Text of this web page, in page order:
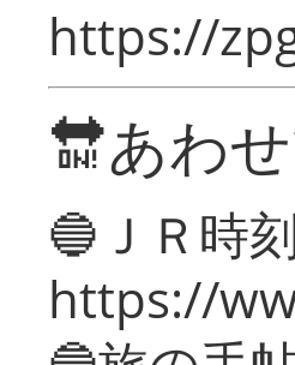
https://
🔛あわ
🔵ＪＲ時
https://